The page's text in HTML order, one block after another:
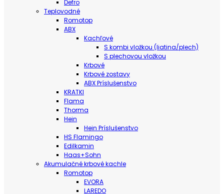
Defro
Teplovodné
Romotop
ABX
Kachľové
S kombi vložkou (liatina/plech)
S plechovou vložkou
Krbové
Krbové zostavy
ABX Príslušenstvo
KRATKI
Flama
Thorma
Hein
Hein Príslušenstvo
HS Flamingo
Edilkamin
Haas+Sohn
Akumulačné krbové kachle
Romotop
EVORA
LAREDO